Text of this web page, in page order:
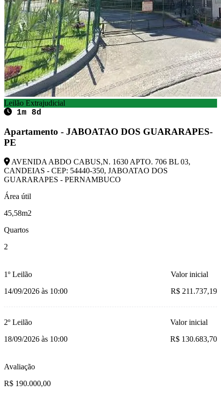
Leilão Extrajudicial
1m 8d
Apartamento - JABOATAO DOS GUARARAPES-
PE
AVENIDA ABDO CABUS,N. 1630 APTO. 706 BL 03,
CANDEIAS - CEP: 54440-350, JABOATAO DOS
GUARARAPES - PERNAMBUCO
Área útil
45,58m2
Quartos
2
1º Leilão
14/09/2026 às 10:00
Valor inicial
R$ 211.737,19
2º Leilão
18/09/2026 às 10:00
Valor inicial
R$ 130.683,70
Avaliação
R$ 190.000,00